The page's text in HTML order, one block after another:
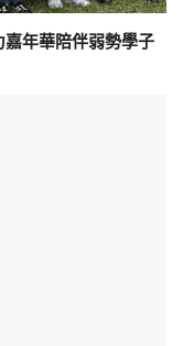
年華陪伴弱勢學子